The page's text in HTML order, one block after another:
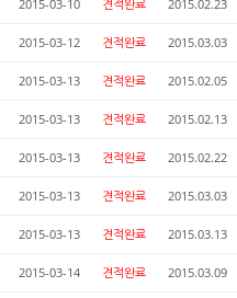
2015-03-10 견적완료 2015.02.23
2015-03-12 견적완료 2015.03.03
2015-03-13 견적완료 2015.02.05
2015-03-13 견적완료 2015.02.13
2015-03-13 견적완료 2015.02.22
2015-03-13 견적완료 2015.03.03
2015-03-13 견적완료 2015.03.13
2015-03-14 견적완료 2015.03.09